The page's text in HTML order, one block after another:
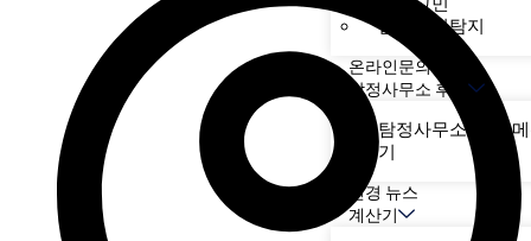
불법기기탐지
온라인문의
탐정사무소 후기
탐정사무소 천경
후기
천경 뉴스
계산기